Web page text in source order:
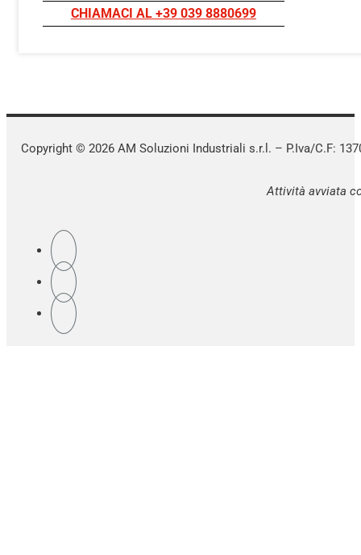
CHIAMACI AL +39 039 8880699
Copyright © 2026 AM Soluzioni Industriali s.r.l. – P.Iva/C.F:
Attività avviata